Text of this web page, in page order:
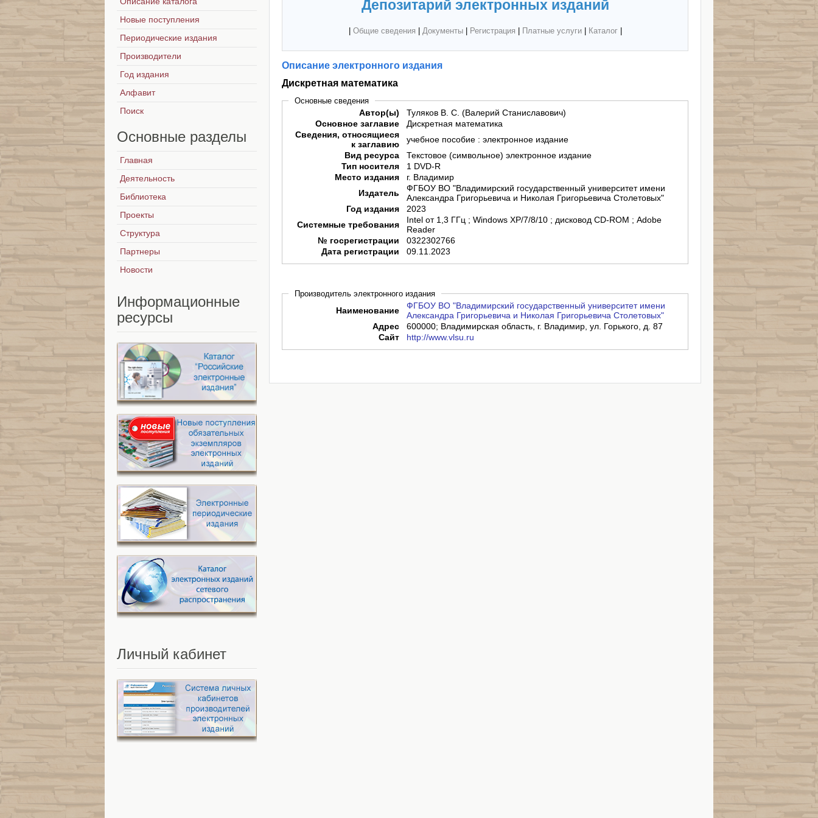
Депозитарий электронных изданий
Общие сведения Документы| Регистрация Платные услуги| Каталог|
Описание электронного издания
Дискретная математика
Основные сведения
Автор(ы)
Туляков В. С. (Валерий Станиславович)
Основное заглавие
Дискретная математика
Сведения, относящиеся
к заглавию
учебное пособие : электронное издание
Вид ресурса
Текстовое (символьное) электронное издание
Тип носителя
1 DVD-R
Место издания
г. Владимир
Издатель
ФГБОУ ВО "Владимирский государственный университет имени
Александра Григорьевича и Николая Григорьевича Столетовых"
Год издания
2023
Системные требования
Intel от 1,3 ГГц ; Windows XP/7/8/10 ; дисковод CD-ROM ; Adobe
Reader
№ госрегистрации
0322302766
Дата регистрации
09.11.2023
Производитель электронного издания
Наименование
ФГБОУ ВО "Владимирский государственный университет имени
Александра Григорьевича и Николая Григорьевича Столетовых"
Адрес
600000; Владимирская область, г. Владимир, ул. Горького, д. 87
Сайт
http://www.vlsu.ru
Новые поступления
Периодические издания
Производители
Год издания
Алфавит
Поиск
Основные разделы
Главная
Деятельность
Библиотека
Проекты
Структура
Партнеры
Новости
Информационные
ресурсы
Личный кабинет